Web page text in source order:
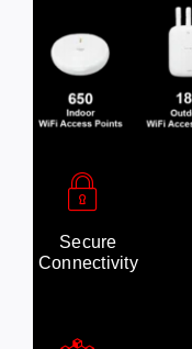
Secure
Connectivity